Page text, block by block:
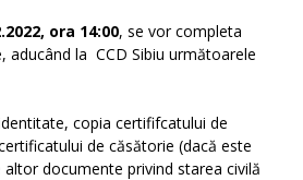
ora 14:00, se vor completa
aducând la CCD Sibiu următoarele
copia certififcatului de
de căsătorie (dacă este
altor documente privind starea civilă